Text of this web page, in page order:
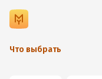
Что выбрать